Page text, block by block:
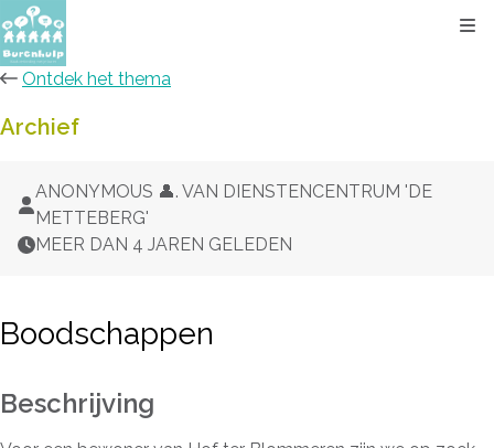
Ontdek het thema
Archief
ANONYMOUS 👤. VAN DIENSTENCENTRUM 'DE
METTEBERG'
MEER DAN 4 JAREN GELEDEN
Boodschappen
Beschrijving